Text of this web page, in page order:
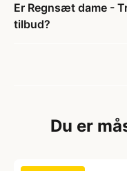
Er Regnsæt dame -
tilbud?
Du er